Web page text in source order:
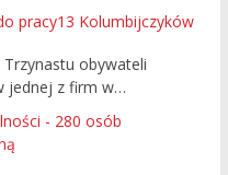
13 Kolumbijczyków
Trzynastu obywateli
jednej z firm w…